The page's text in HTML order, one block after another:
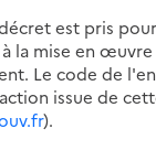
est pris
la mise en
Le code de
issue de
).